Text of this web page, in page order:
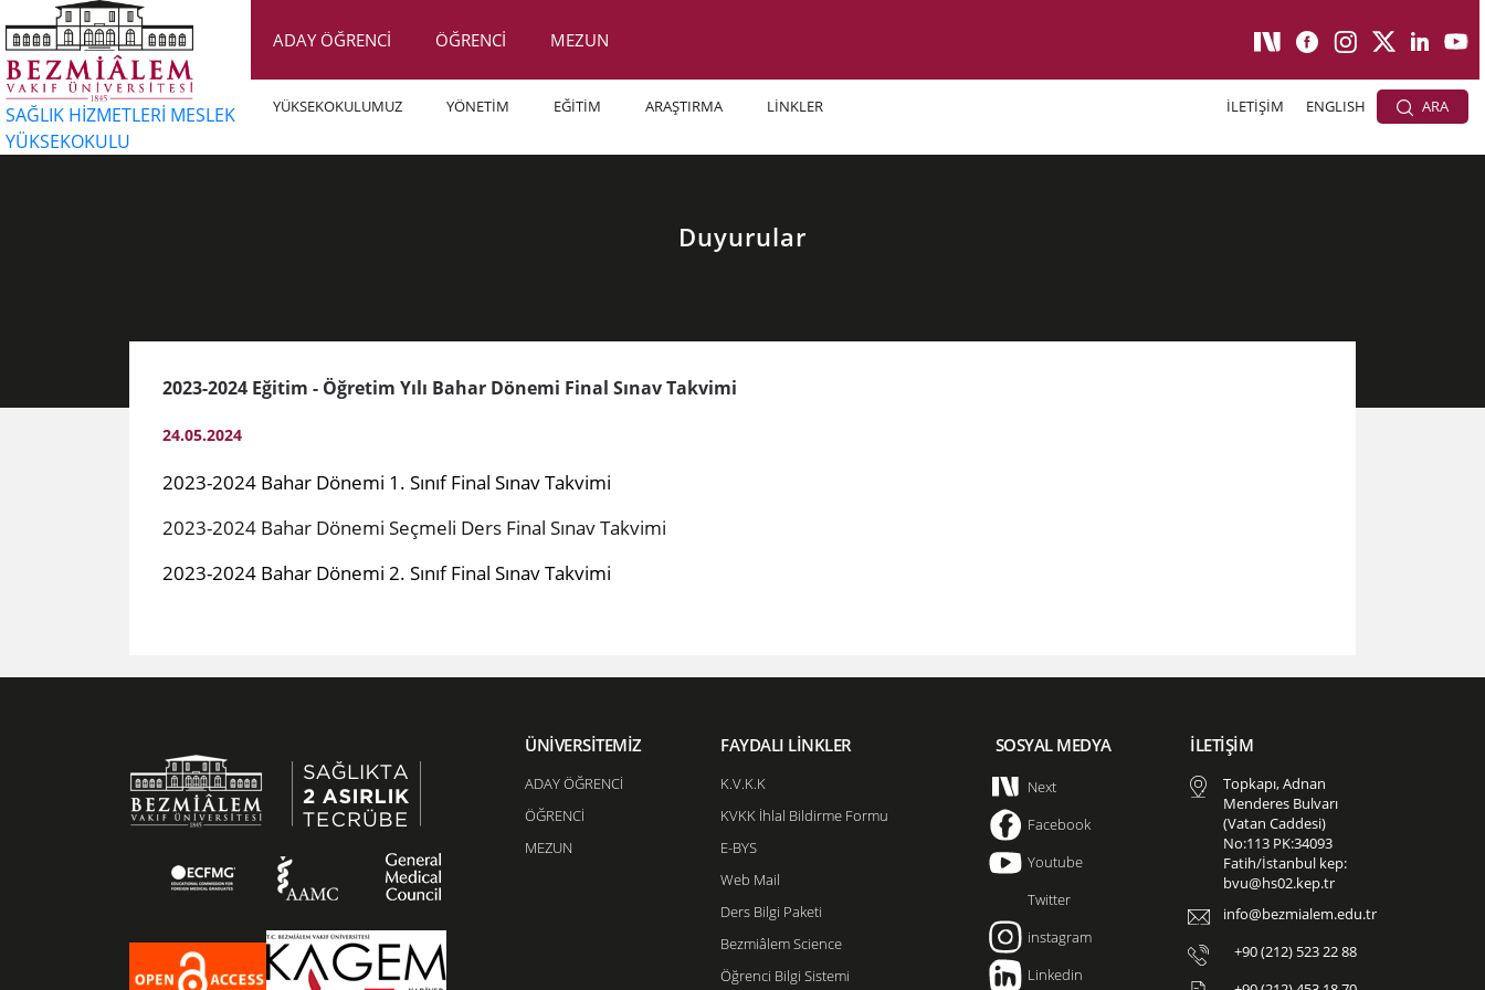
SAĞLIK HİZMETLERİ MESLEK
YÜKSEKOKULU
ADAY ÖĞRENCİ ÖĞRENCİ MEZUN
YÜKSEKOKULUMUZ YÖNETİM EĞİTİM ARAŞTIRMA LİNKLER İLETİŞİM ENGLISH ARA
Duyurular
2023-2024 Eğitim - Öğretim Yılı Bahar Dönemi Final Sınav Takvimi
24.05.2024
2023-2024 Bahar Dönemi 1. Sınıf Final Sınav Takvimi
2023-2024 Bahar Dönemi Seçmeli Ders Final Sınav Takvimi
​2023-2024 Bahar Dönemi 2. Sınıf Final Sınav Takvimi
ÜNİVERSİTEMİZ
ADAY ÖĞRENCİ
ÖĞRENCİ
MEZUN
FAYDALI LİNKLER
K.V.K.K
KVKK İhlal Bildirme Formu
E-BYS
Web Mail
Ders Bilgi Paketi
Bezmiâlem Science
Öğrenci Bilgi Sistemi
SOSYAL MEDYA
Next
Facebook
Youtube
Twitter
instagram
Linkedin
İLETİŞİM
Topkapı, Adnan
Menderes Bulvarı
(Vatan Caddesi)
No:113 PK:34093
Fatih/İstanbul kep:
bvu@hs02.kep.tr
info@bezmialem.edu.tr
+90 (212) 523 22 88